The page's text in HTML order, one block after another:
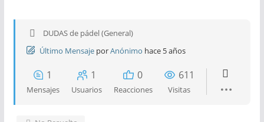
DUDAS de pádel (General)
Último Mensaje porAnónimo hace 5 años
1
Mensajes
1
Usuarios
0
Reacciones
611
Visitas